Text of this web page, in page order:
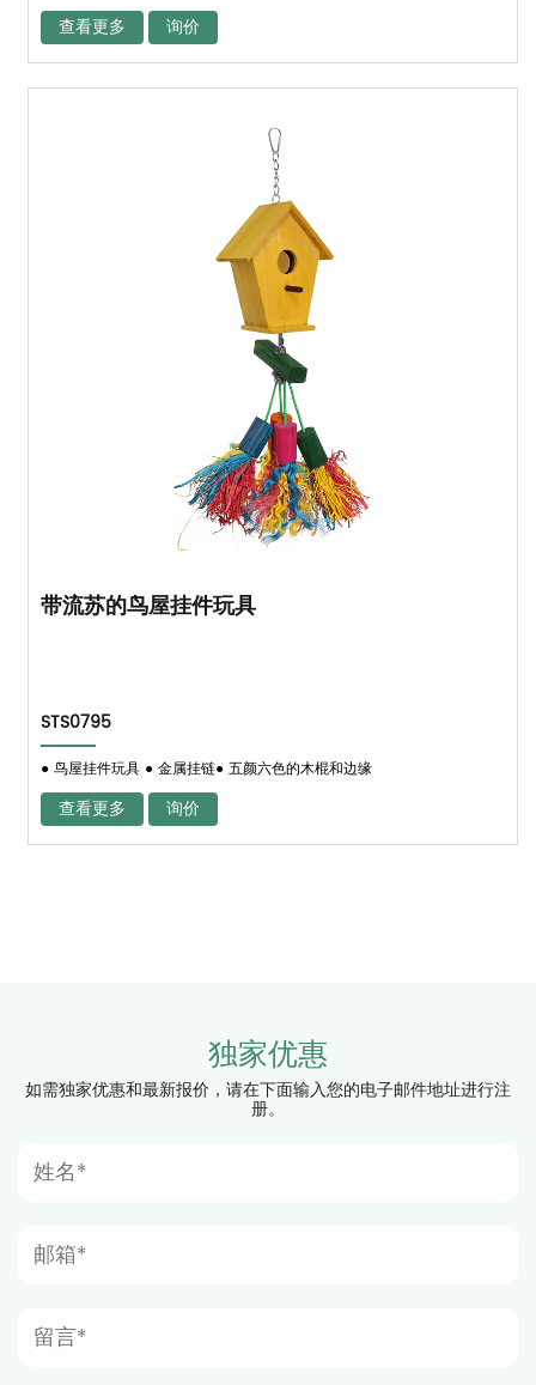
查看更多 询价
带流苏的鸟屋挂件玩具
STS0795
● 鸟屋挂件玩具 ● 金属挂链● 五颜六色的木棍和边缘
查看更多 询价
独家优惠
如需独家优惠和最新报价，请在下面输入您的电子邮件地址进行注
册。